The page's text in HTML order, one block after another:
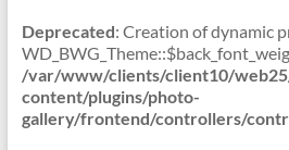
Deprecated: Creation of dynamic
/var/www/clients/client10/
content/plugins/photo-
gallery/frontend/controllers/